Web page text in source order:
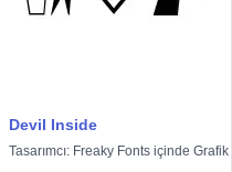
Devil Inside
Tasarımcı: Freaky Fonts içinde Grafik